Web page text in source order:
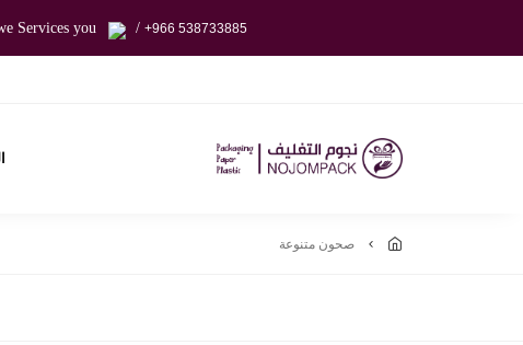
538733885 966+
/
Services you
صحون متنوعة